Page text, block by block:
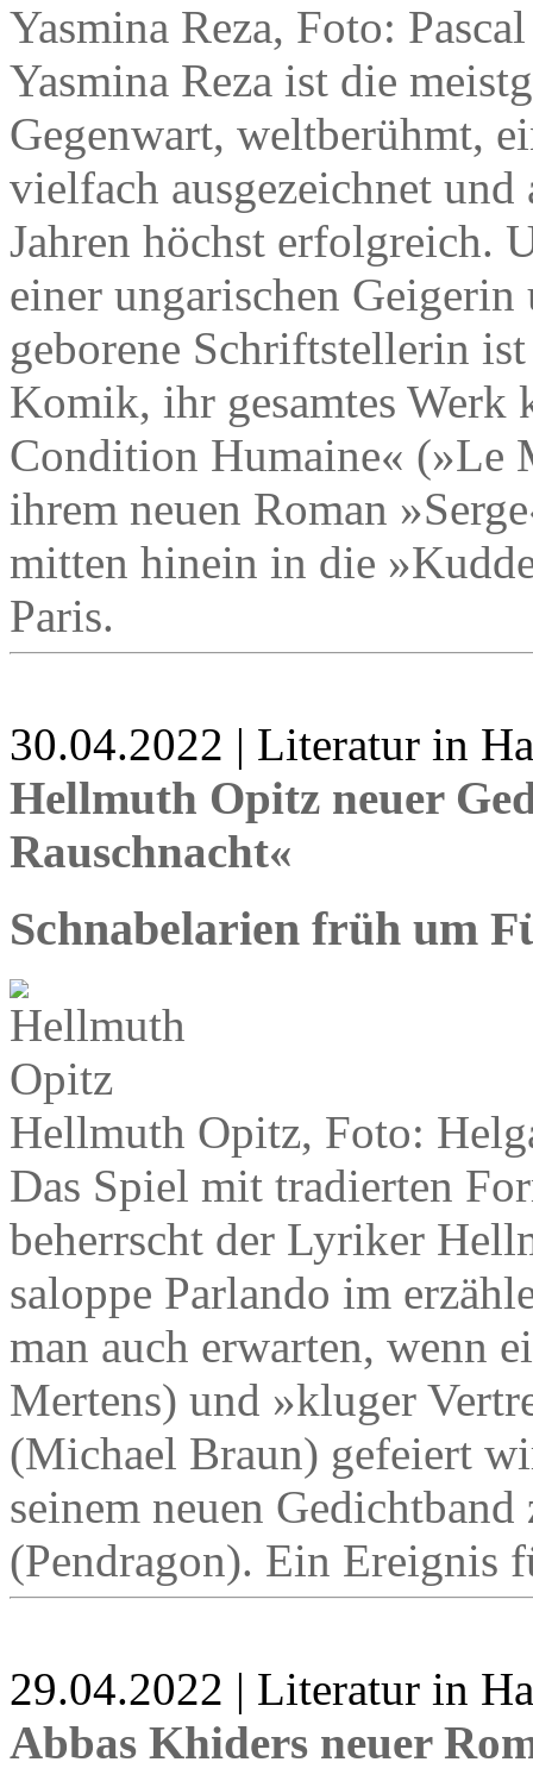
Yasmina Reza, Foto:
Yasmina Reza ist die
Gegenwart, weltberühmt,
vielfach ausgezeichnet
Jahren höchst erfolgreich.
einer ungarischen
geborene Schriftstellerin
Komik, ihr gesamtes Werk
Condition Humaine« (»Le
ihrem neuen Roman
mitten hinein in die
Paris.
30.04.2022 | Literatur in
Hellmuth Opitz neuer
Rauschnacht«
Schnabelarien früh um
Hellmuth Opitz, Foto:
Das Spiel mit tradierten
beherrscht der Lyriker
saloppe Parlando im
man auch erwarten, wenn
Mertens) und »kluger
(Michael Braun) gefeiert
seinem neuen
(Pendragon). Ein Ereignis
29.04.2022 | Literatur in
Abbas Khiders neuer